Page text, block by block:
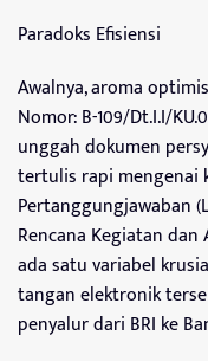
Paradoks Efisiensi
Awalnya, aroma
Nomor: B-109/Dt.I.I/
unggah dokumen
tertulis rapi mengenai
Pertanggungjawaban
Rencana Kegiatan dan
ada satu variabel
tangan elektronik
penyalur dari BRI ke